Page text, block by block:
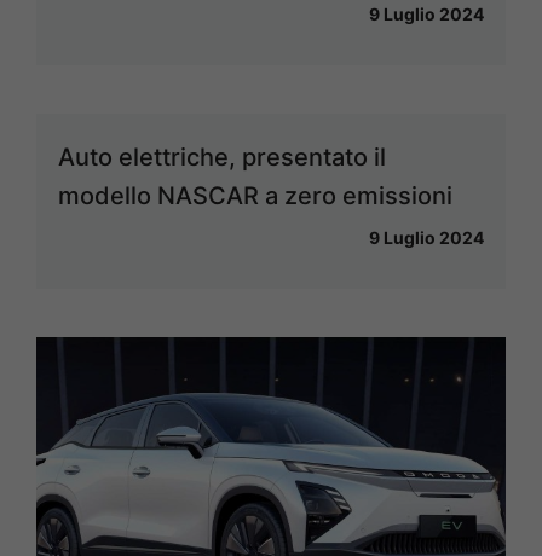
9 Luglio 2024
Auto elettriche, presentato il
modello NASCAR a zero emissioni
9 Luglio 2024